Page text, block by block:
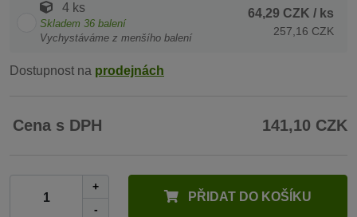
4 ks
Skladem 36 balení
Vychystáváme z menšího balení
64,29 CZK / ks
257,16 CZK
Dostupnost na prodejnách
Cena s DPH 141,10 CZK
+
-
PŘIDAT DO KOŠÍKU